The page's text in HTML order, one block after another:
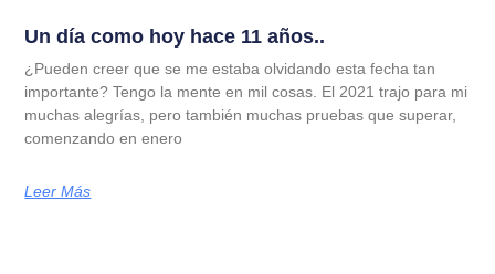
Un día como hoy hace 11 años..
¿Pueden creer que se me estaba olvidando esta fecha tan
importante? Tengo la mente en mil cosas. El 2021 trajo para mi
muchas alegrías, pero también muchas pruebas que superar,
comenzando en enero
Leer Más